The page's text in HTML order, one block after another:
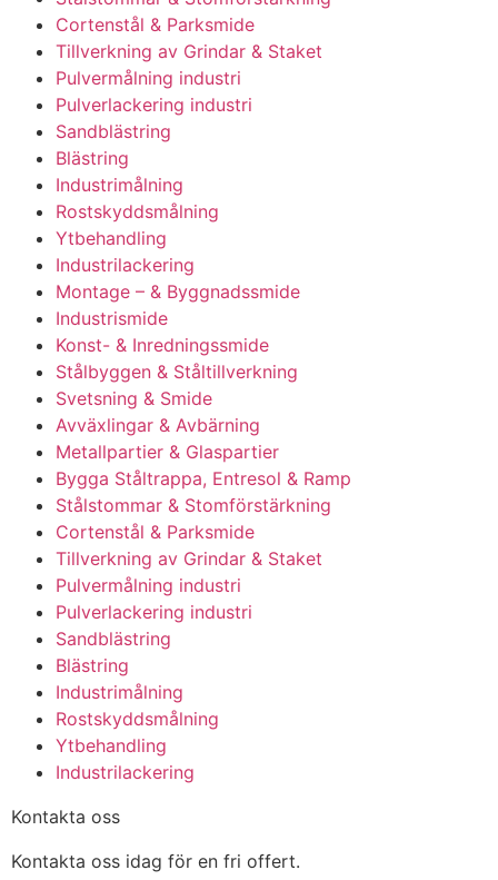
Cortenstål & Parksmide
Tillverkning av Grindar & Staket
Pulvermålning industri
Pulverlackering industri
Sandblästring
Blästring
Industrimålning
Rostskyddsmålning
Ytbehandling
Industrilackering
Montage – & Byggnadssmide
Industrismide
Konst- & Inredningssmide
Stålbyggen & Ståltillverkning
Svetsning & Smide
Avväxlingar & Avbärning
Metallpartier & Glaspartier
Bygga Ståltrappa, Entresol & Ramp
Stålstommar & Stomförstärkning
Cortenstål & Parksmide
Tillverkning av Grindar & Staket
Pulvermålning industri
Pulverlackering industri
Sandblästring
Blästring
Industrimålning
Rostskyddsmålning
Ytbehandling
Industrilackering
Kontakta oss
Kontakta oss idag för en fri offert.